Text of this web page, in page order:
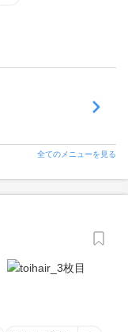
全てのメニューを見る